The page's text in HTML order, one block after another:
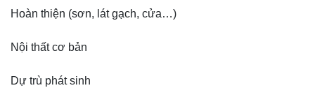
Hoàn thiện (sơn, lát gạch, cửa…)
Nội thất cơ bản
Dự trù phát sinh